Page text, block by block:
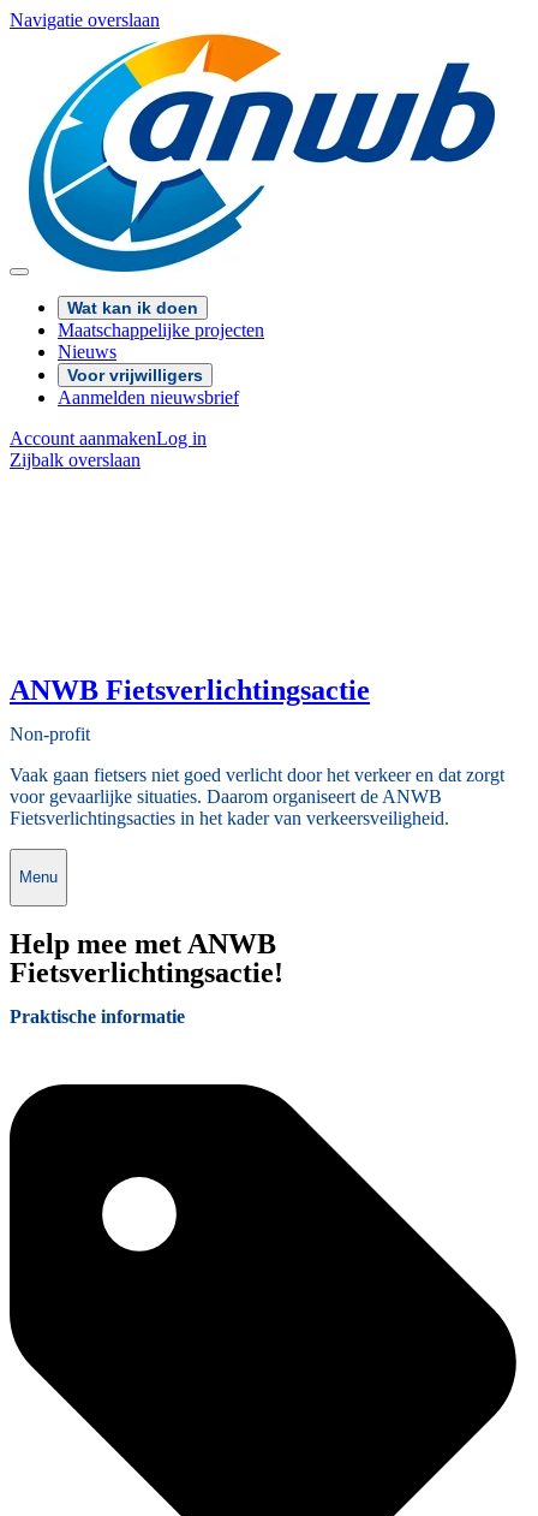
Navigatie overslaan
Wat kan ik doen
Maatschappelijke projecten
Nieuws
Voor vrijwilligers
Aanmelden nieuwsbrief
Account aanmakenLog in
Zijbalk overslaan
ANWB Fietsverlichtingsactie
Non-profit
Vaak gaan fietsers niet goed verlicht door het verkeer en dat zorgt
voor gevaarlijke situaties. Daarom organiseert de ANWB
Fietsverlichtingsacties in het kader van verkeersveiligheid.
Menu
Help mee met ANWB
Fietsverlichtingsactie!
Praktische informatie